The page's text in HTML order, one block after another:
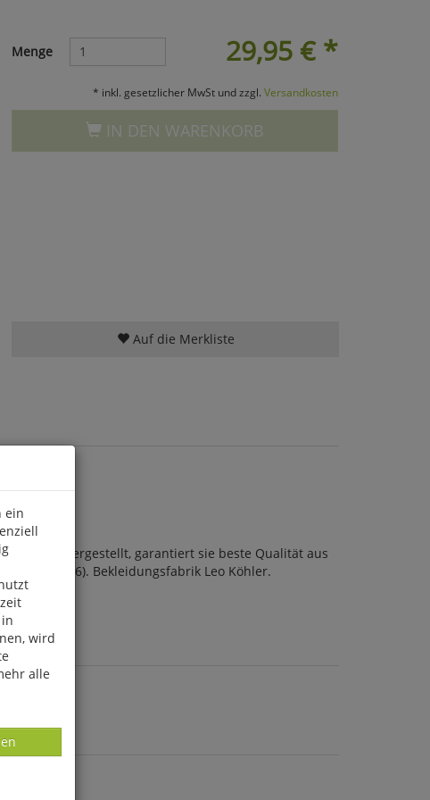
29,95 €*
Menge
* inkl. gesetzlicher MwSt und zzgl. Versandkosten
IN DEN WARENKORB
Auf die Merkliste
Norm hergestellt, garantiert sie beste Qualität aus
9 (XXL/56). Bekleidungsfabrik Leo Köhler.
ein
wird
alle